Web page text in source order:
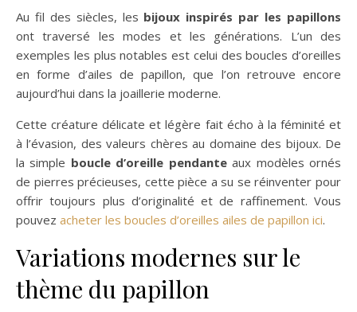
Au fil des siècles, les bijoux inspirés par les papillons
ont traversé les modes et les générations. L’un des
exemples les plus notables est celui des boucles d’oreilles
en forme d’ailes de papillon, que l’on retrouve encore
aujourd’hui dans la joaillerie moderne.
Cette créature délicate et légère fait écho à la féminité et
à l’évasion, des valeurs chères au domaine des bijoux. De
la simple boucle d’oreille pendanteaux modèles ornés
de pierres précieuses, cette pièce a su se réinventer pour
offrir toujours plus d’originalité et de raffinement. Vous
pouvez acheter les boucles d’oreilles ailes de papillon ici.
Variations modernes sur le
thème du papillon